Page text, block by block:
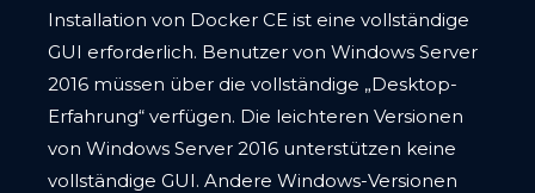
Installation von Docker CE ist eine vollständige
GUI erforderlich. Benutzer von Windows Server
2016 müssen über die vollständige „Desktop-
Erfahrung“ verfügen. Die leichteren Versionen
von Windows Server 2016 unterstützen keine
vollständige GUI. Andere Windows-Versionen